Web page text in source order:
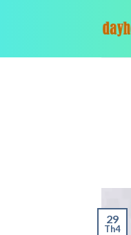
29
Th4